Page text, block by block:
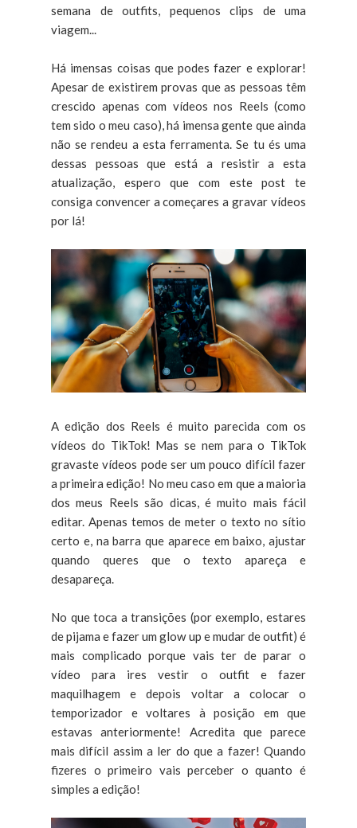
semana de outfits, pequenos clips de uma
viagem...
Há imensas coisas que podes fazer e explorar!
Apesar de existirem provas que as pessoas têm
crescido apenas com vídeos nos Reels (como
tem sido o meu caso), há imensa gente que ainda
não se rendeu a esta ferramenta. Se tu és uma
dessas pessoas que está a resistir a esta
atualização, espero que com este post te
consiga convencer a começares a gravar vídeos
por lá!
A edição dos Reels é muito parecida com os
vídeos do TikTok! Mas se nem para o TikTok
gravaste vídeos pode ser um pouco difícil fazer
a primeira edição! No meu caso em que a maioria
dos meus Reels são dicas, é muito mais fácil
editar. Apenas temos de meter o texto no sítio
certo e, na barra que aparece em baixo, ajustar
quando queres que o texto apareça e
desapareça.
No que toca a transições (por exemplo, estares
de pijama e fazer um glow up e mudar de outfit) é
mais complicado porque vais ter de parar o
vídeo para ires vestir o outfit e fazer
maquilhagem e depois voltar a colocar o
temporizador e voltares à posição em que
estavas anteriormente! Acredita que parece
mais difícil assim a ler do que a fazer! Quando
fizeres o primeiro vais perceber o quanto é
simples a edição!